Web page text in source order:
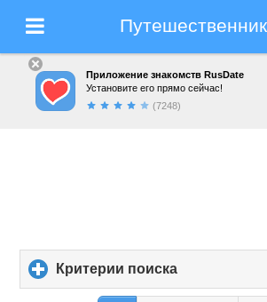
Приложение знакомств RusDate
Установите его прямо сейчас!
(7248)
Критерии поиска
to